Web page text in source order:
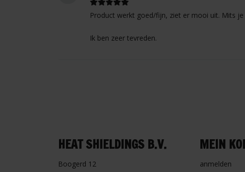
Product werkt goed/fijn, ziet er mooi uit. Mits je
Ik ben zeer tevreden.
HEAT SHIELDINGS B.V.
Boogerd 12
MEIN
anmelden